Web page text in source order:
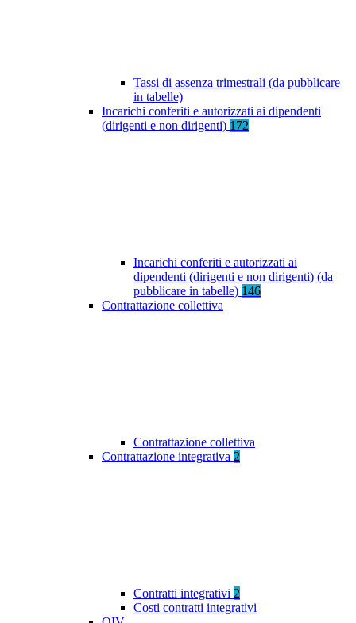
Tassi di assenza trimestrali (da pubblicare
in tabelle)
Incarichi conferiti e autorizzati ai dipendenti
(dirigenti e non dirigenti) 172
Incarichi conferiti e autorizzati ai
dipendenti (dirigenti e non dirigenti) (da
pubblicare in tabelle) 146
Contrattazione collettiva
Contrattazione collettiva
Contrattazione integrativa 2
Contratti integrativi 2
Costi contratti integrativi